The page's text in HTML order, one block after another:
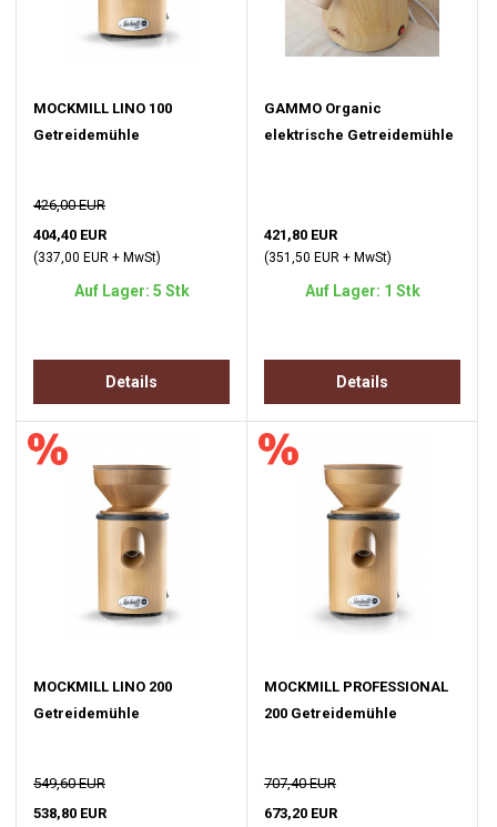
MOCKMILL LINO 100
Getreidemühle
426,00 EUR
404,40 EUR
(337,00 EUR + MwSt)
Auf Lager: 5 Stk
Details
GAMMO Organic
elektrische Getreidemühle
421,80 EUR
(351,50 EUR + MwSt)
Auf Lager: 1 Stk
Details
MOCKMILL LINO 200
Getreidemühle
549,60 EUR
538,80 EUR
MOCKMILL PROFESSIONAL
200 Getreidemühle
707,40 EUR
673,20 EUR